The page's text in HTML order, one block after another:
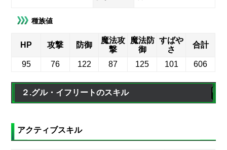
種族値
HP 攻撃 防御
魔法攻
撃
魔法防
御
すばや
さ
合計
95 76 122 87 125 101 606
２.グル・イフリートのスキル
アクティブスキル